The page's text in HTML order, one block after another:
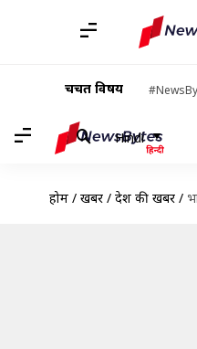
चर्चित विषय
Hindi
होम / खबरें / देश की खबरें /